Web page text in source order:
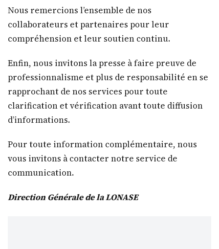
Nous remercions l’ensemble de nos
collaborateurs et partenaires pour leur
compréhension et leur soutien continu.
Enfin, nous invitons la presse à faire preuve de
professionnalisme et plus de responsabilité en se
rapprochant de nos services pour toute
clarification et vérification avant toute diffusion
d’informations.
Pour toute information complémentaire, nous
vous invitons à contacter notre service de
communication.
Direction Générale de la LONASE